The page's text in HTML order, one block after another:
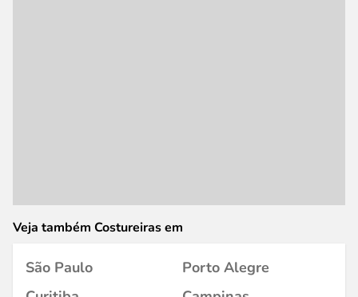
Veja também Costureiras em
São Paulo
Porto Alegre